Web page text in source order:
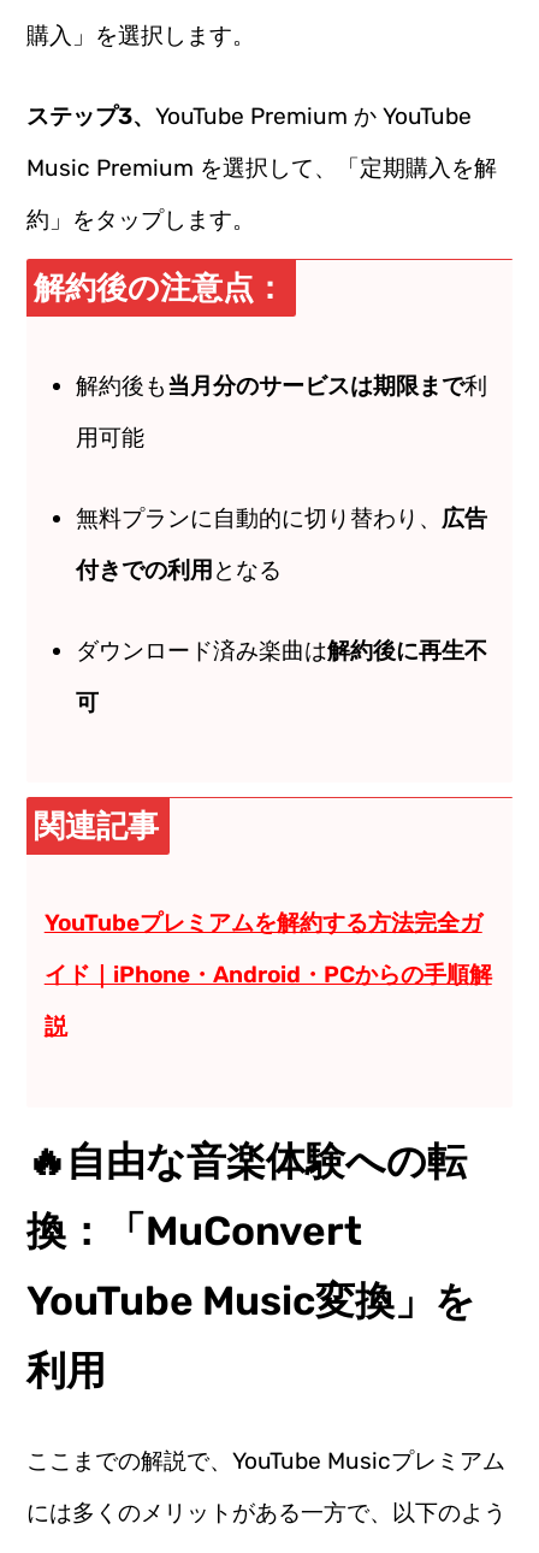
購入」を選択します。
ステップ3、YouTube Premium か YouTube
Music Premium を選択して、「定期購入を解
約」をタップします。
解約後の注意点：
解約後も当月分のサービスは期限まで利
用可能
無料プランに自動的に切り替わり、 広告
付きでの利用 となる
ダウンロード済み楽曲は解約後に再生不
可
関連記事
YouTubeプレミアムを解約する方法完全ガ
イド｜iPhone・Android・PCからの手順解
説
🔥自由な音楽体験への転
換：「MuConvert
YouTube Music変換」を
利用
ここまでの解説で、YouTube Musicプレミアム
には多くのメリットがある一方で、以下のよう